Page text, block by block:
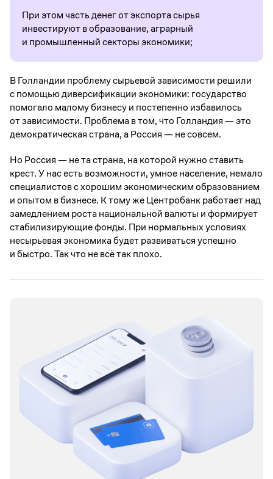
При этом часть денег от экспорта сырья
инвестируют в образование, аграрный
и промышленный секторы экономики;
В Голландии проблему сырьевой зависимости решили
с помощью диверсификации экономики: государство
помогало малому бизнесу и постепенно избавилось
от зависимости. Проблема в том, что Голландия — это
демократическая страна, а Россия — не совсем.
Но Россия — не та страна, на которой нужно ставить
крест. У нас есть возможности, умное население, немало
специалистов с хорошим экономическим образованием
и опытом в бизнесе. К тому же Центробанк работает над
замедлением роста национальной валюты и формирует
стабилизирующие фонды. При нормальных условиях
несырьевая экономика будет развиваться успешно
и быстро. Так что не всё так плохо.